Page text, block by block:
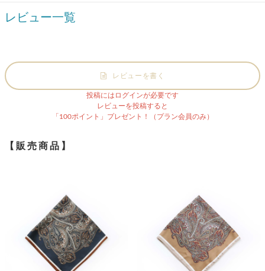
レビュー一覧
レビューを書く
投稿にはログインが必要です
レビューを投稿すると
「100ポイント」プレゼント！（プラン会員のみ）
【販売商品】